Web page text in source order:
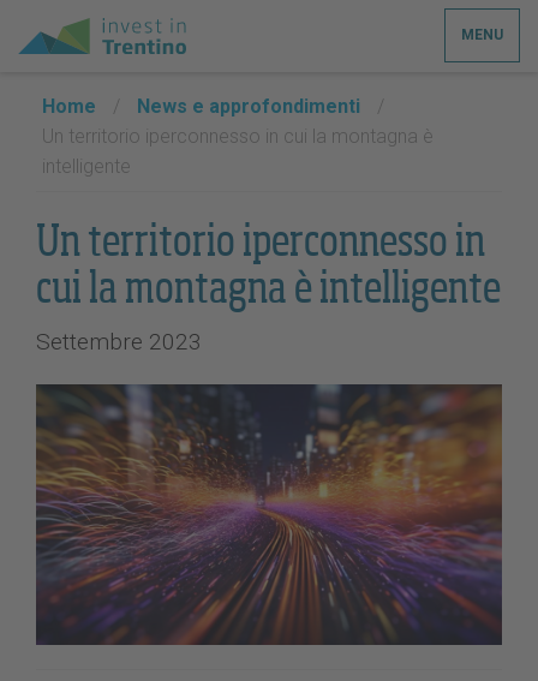
MENU
Home / News e approfondimenti
/
Un territorio iperconnesso in cui la montagna è
intelligente
Un territorio iperconnesso in
cui la montagna è intelligente
Settembre 2023